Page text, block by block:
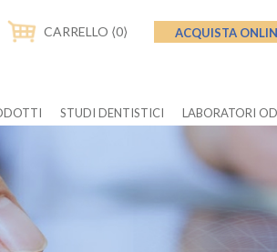
CARRELLO ⟨0⟩ ACQUISTA
STUDI DENTISTICI LABORATORI